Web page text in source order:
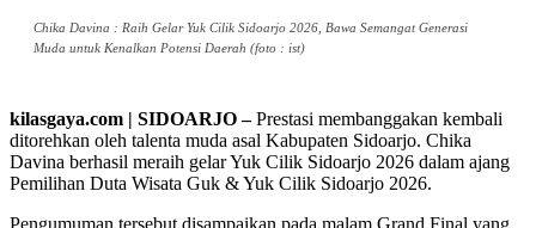
Chika Davina : Raih Gelar Yuk Cilik Sidoarjo 2026, Bawa Semangat Generasi
Muda untuk Kenalkan Potensi Daerah (foto : ist)
kilasgaya.com | SIDOARJO –Prestasi membanggakan kembali
ditorehkan oleh talenta muda asal Kabupaten Sidoarjo. Chika
Davina berhasil meraih gelar Yuk Cilik Sidoarjo 2026 dalam ajang
Pemilihan Duta Wisata Guk & Yuk Cilik Sidoarjo 2026.
Pengumuman tersebut disampaikan pada malam Grand Final yang